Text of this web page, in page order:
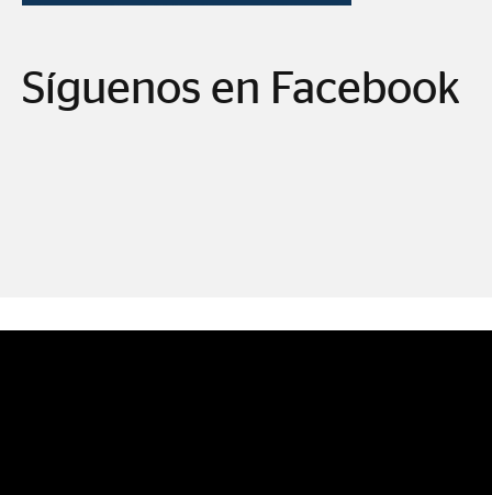
Síguenos en Facebook